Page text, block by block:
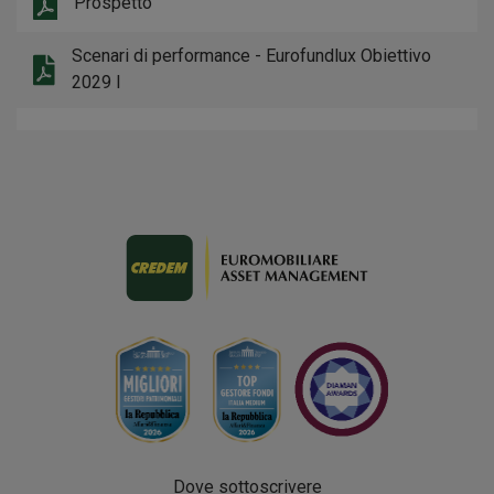
Scenari di performance - Eurofundlux Obiettivo
2029 I
Dove sottoscrivere